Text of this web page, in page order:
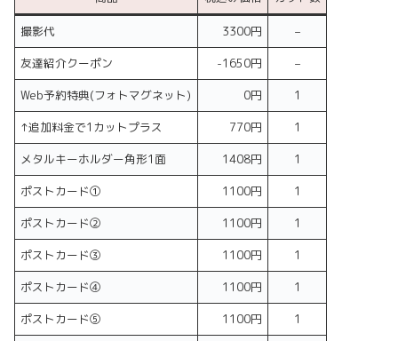
撮影代 3300円
–
友達紹介クーポン
-1650円
–
Web予約特典(フォトマグネット)
0円
1
↑追加料金で1カットプラス
770円
1
メタルキーホルダー角形1面
1408円
1
ポストカード①
1100円
1
ポストカード②
1100円
1
ポストカード③
1100円
1
ポストカード④
1100円
1
ポストカード⑤
1100円
1